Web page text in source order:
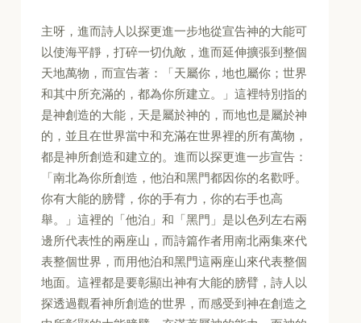
主呀，進而詩人以探更進一步地從宣告神的大能可
以使海平靜，打碎一切仇敵，進而延伸擴張到整個
天地萬物，而宣告著：「天屬你，地也屬你；世界
和其中所充滿的，都為你所建立。」這裡特別指的
是神創造的大能，天是屬於神的，而地也是屬於神
的，並且在世界當中和充滿在世界裡的所有萬物，
都是神所創造和建立的。進而以探更進一步宣告：
「南北為你所創造，他泊和黑門都因你的名歡呼。
你有大能的膀臂，你的手有力，你的右手也高
舉。」這裡的「他泊」和「黑門」是以色列左右兩
邊所代表性的兩座山，而詩篇作者用南北兩集來代
表整個世界，而用他泊和黑門這兩座山來代表整個
地面。這裡都是要彰顯出神有大能的膀臂，詩人以
探透過觀看神所創造的世界，而感受到神在創造之